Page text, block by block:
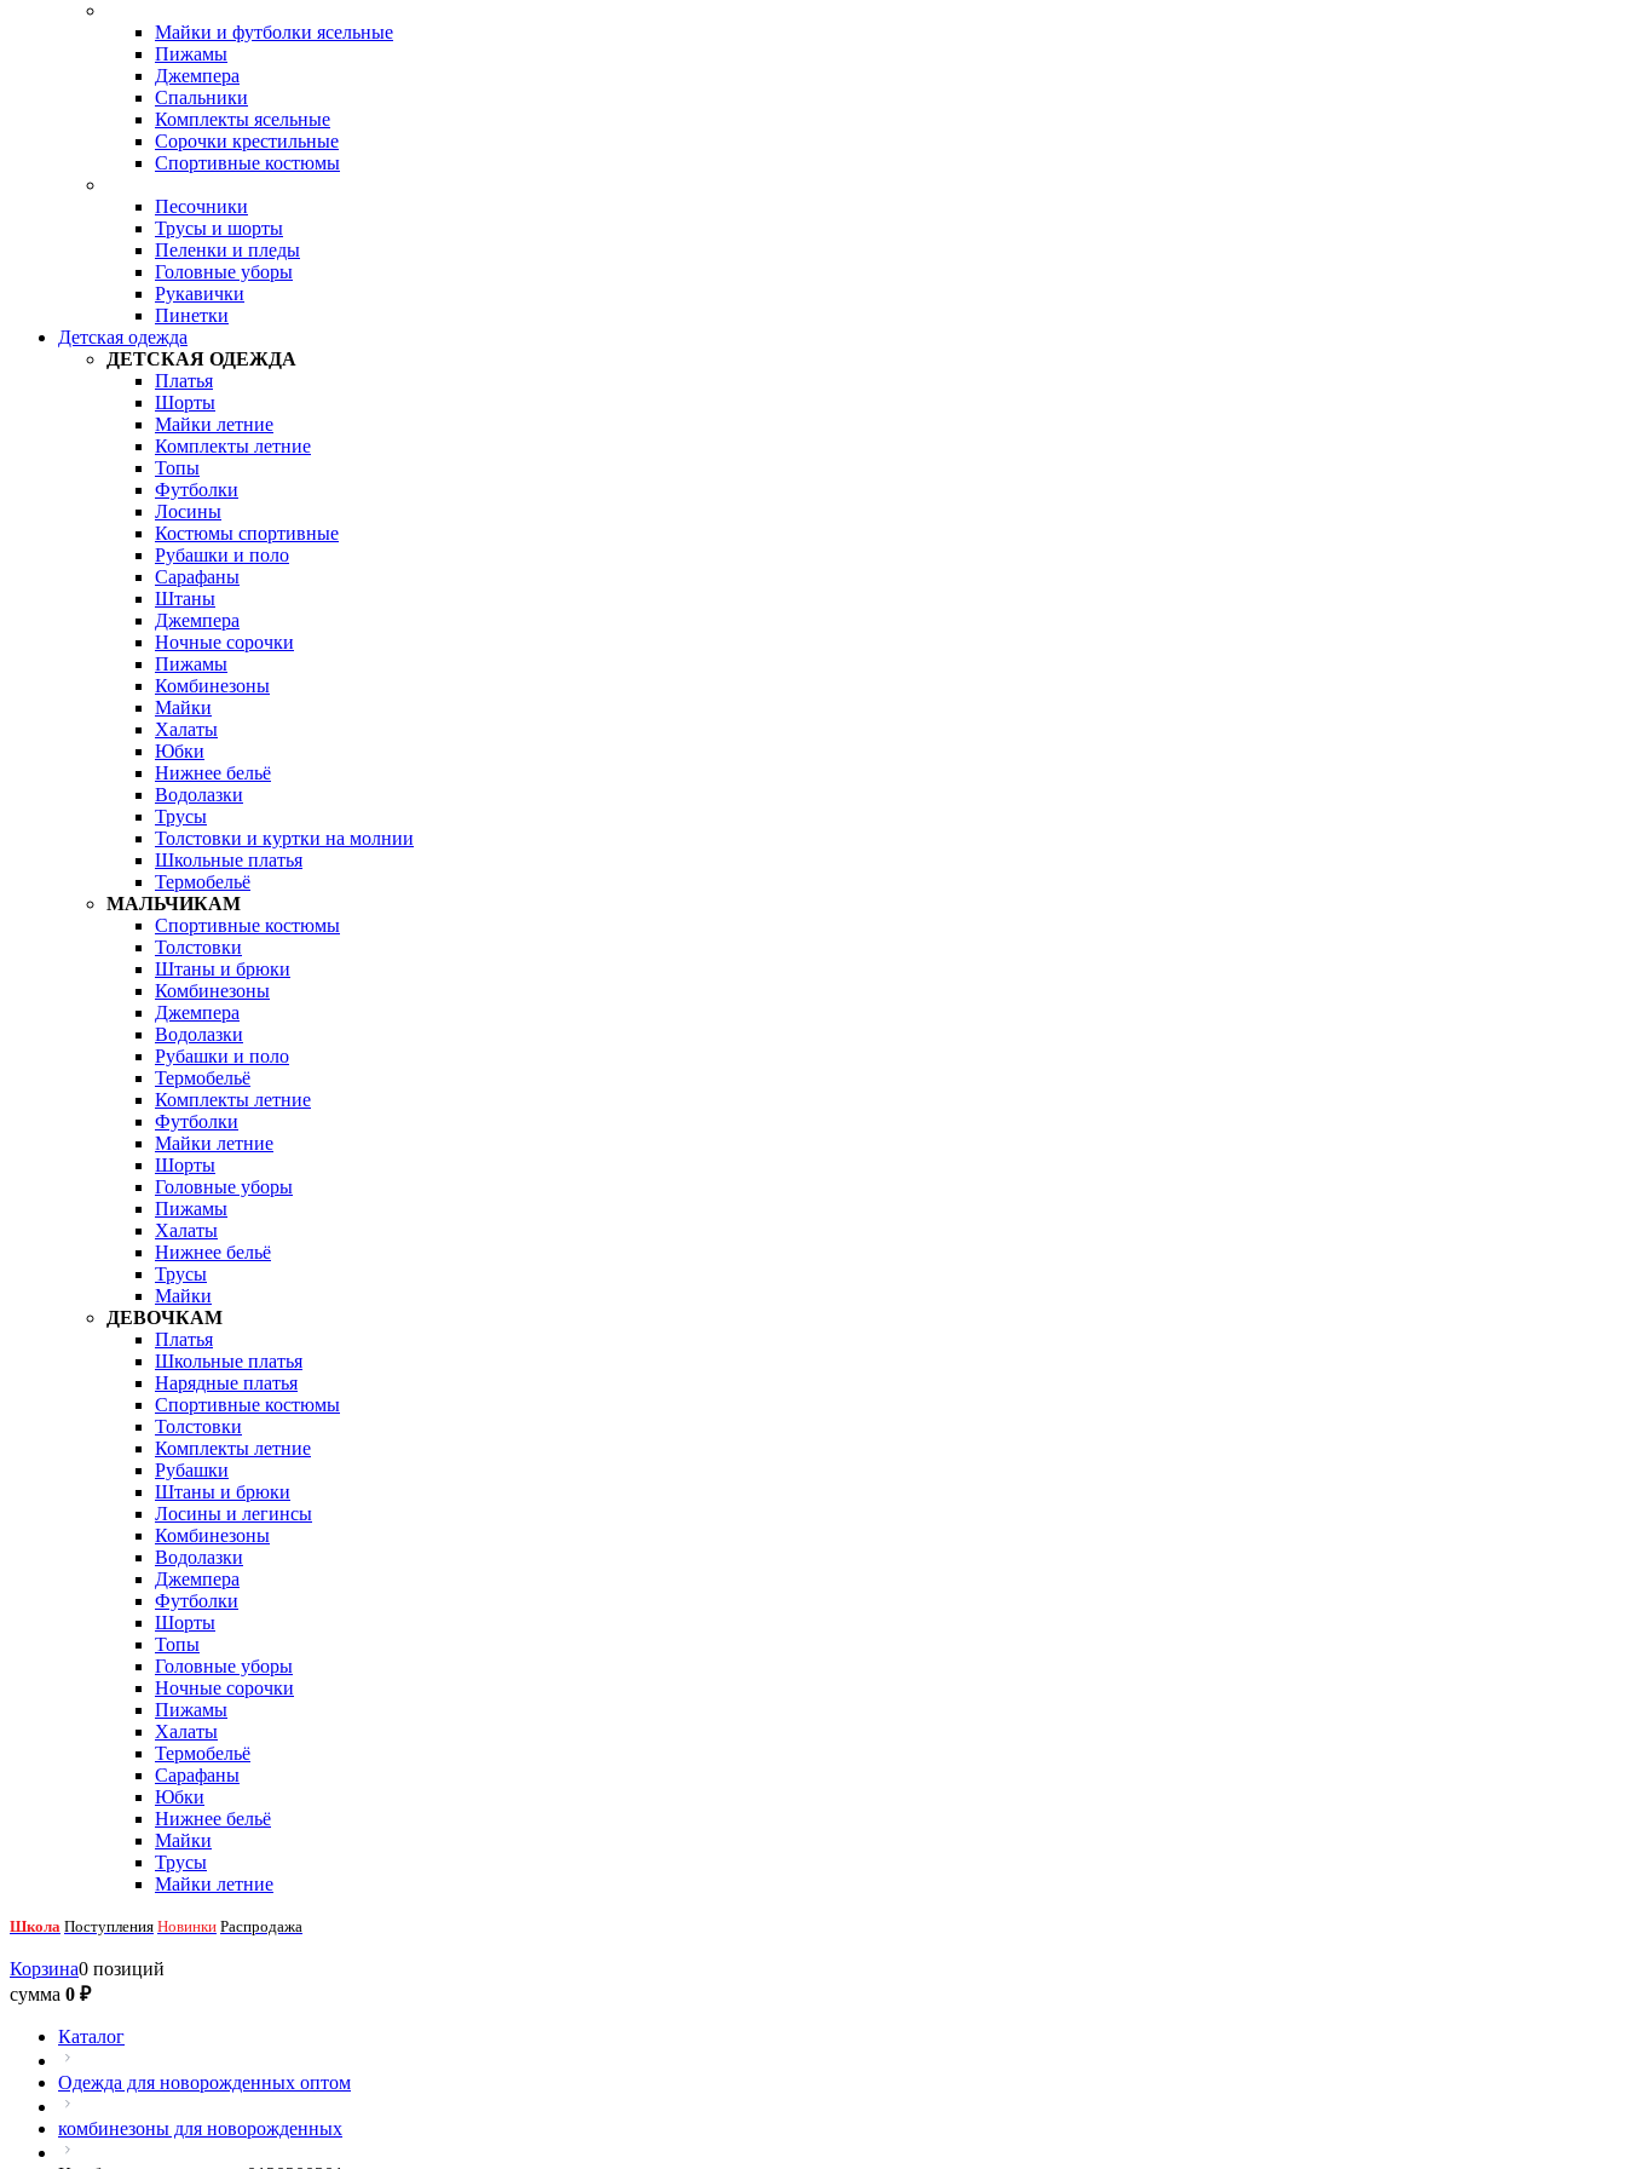
Майки и футболки ясельные
Пижамы
Джемпера
Спальники
Комплекты ясельные
Сорочки крестильные
Спортивные костюмы
Песочники
Трусы и шорты
Пеленки и пледы
Головные уборы
Рукавички
Пинетки
Детская одежда
ДЕТСКАЯ ОДЕЖДА
Платья
Шорты
Майки летние
Комплекты летние
Топы
Футболки
Лосины
Костюмы спортивные
Рубашки и поло
Сарафаны
Штаны
Джемпера
Ночные сорочки
Пижамы
Комбинезоны
Майки
Халаты
Юбки
Нижнее бельё
Водолазки
Трусы
Толстовки и куртки на молнии
Школьные платья
Термобельё
МАЛЬЧИКАМ
Спортивные костюмы
Толстовки
Штаны и брюки
Комбинезоны
Джемпера
Водолазки
Рубашки и поло
Термобельё
Комплекты летние
Футболки
Майки летние
Шорты
Головные уборы
Пижамы
Халаты
Нижнее бельё
Трусы
Майки
ДЕВОЧКАМ
Платья
Школьные платья
Нарядные платья
Спортивные костюмы
Толстовки
Комплекты летние
Рубашки
Штаны и брюки
Лосины и легинсы
Комбинезоны
Водолазки
Джемпера
Футболки
Шорты
Топы
Головные уборы
Ночные сорочки
Пижамы
Халаты
Термобельё
Сарафаны
Юбки
Нижнее бельё
Майки
Трусы
Майки летние
Школа Поступления Новинки Распродажа
Корзина0 позиций
сумма 0 ₽
Каталог
Одежда для новорожденных оптом
комбинезоны для новорожденных